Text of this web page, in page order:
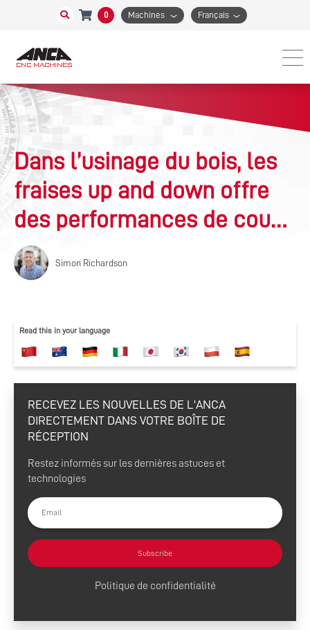
0 Machines Français
Dans l’usinage du bois, les
fraises up and down offre
des performances de coupe
et un état de surface
supérieurs et limitent les
Simon Richardson
Read this in your language
RECEVEZ LES NOUVELLES DE L'ANCA
DIRECTEMENT DANS VOTRE BOÎTE DE
RÉCEPTION
Restez informés sur les dernières astuces et
technologies
Subscribe
Politique de confidentialité